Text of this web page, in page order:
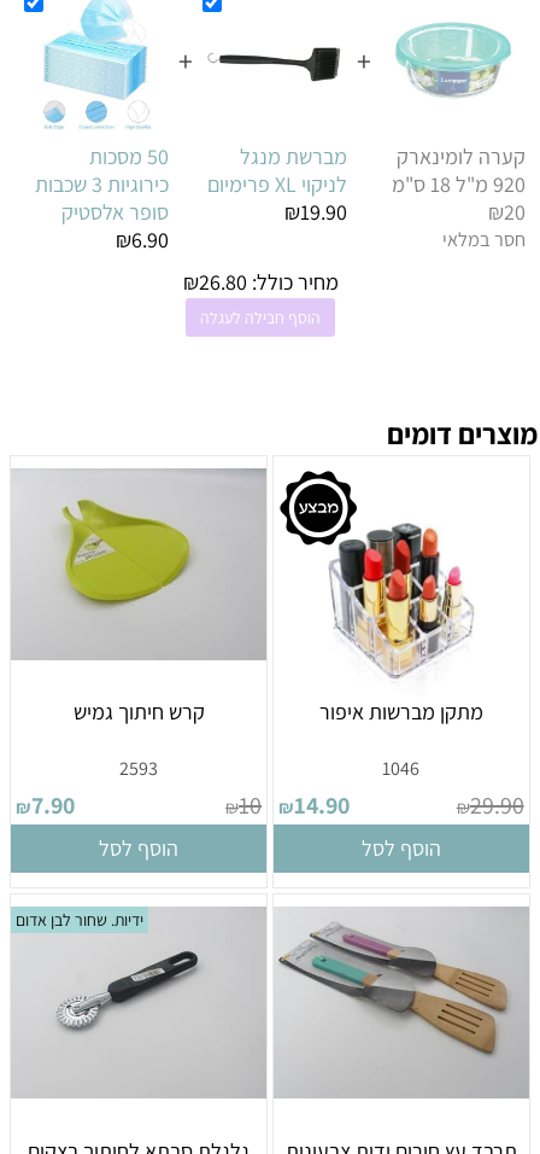
קערה לומינארק
920 מ"ל 18 ס"מ
₪20
חסר במלאי
+
מברשת מנגל
לניקוי XL פרימיום
₪19.90
+
50 מסכות
כירוגיות 3 שכבות
סופר אלסטיק
₪6.90
מחיר כולל:
₪26.80
הוסף חבילה לעגלה
מוצרים דומים
מתקן מברשות איפור
1046
₪29.90
₪14.90
הוסף לסל
קרש חיתוך גמיש
2593
₪10
₪7.90
הוסף לסל
ידיות. שחור לבן אדום